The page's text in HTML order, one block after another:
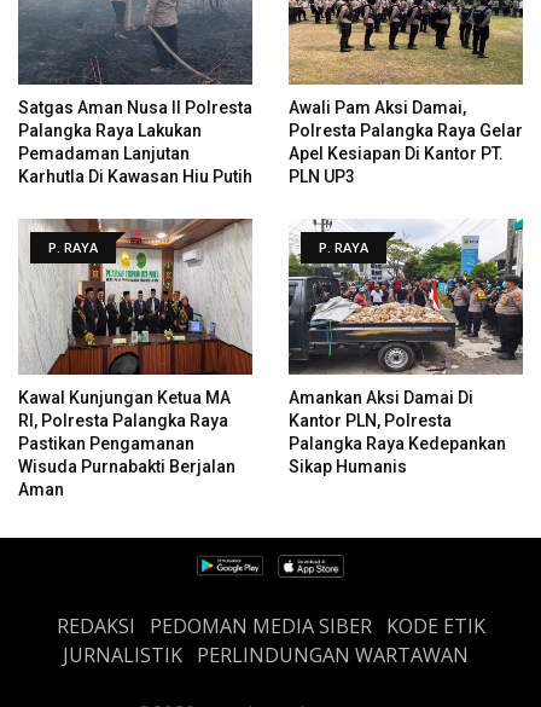
Satgas Aman Nusa II Polresta
Palangka Raya Lakukan
Pemadaman Lanjutan
Karhutla Di Kawasan Hiu Putih
Awali Pam Aksi Damai,
Polresta Palangka Raya Gelar
Apel Kesiapan Di Kantor PT.
PLN UP3
P. RAYA
Kawal Kunjungan Ketua MA
RI, Polresta Palangka Raya
Pastikan Pengamanan
Wisuda Purnabakti Berjalan
Aman
P. RAYA
Amankan Aksi Damai Di
Kantor PLN, Polresta
Palangka Raya Kedepankan
Sikap Humanis
REDAKSI PEDOMAN MEDIA SIBER
KODE ETIK
JURNALISTIK PERLINDUNGAN WARTAWAN